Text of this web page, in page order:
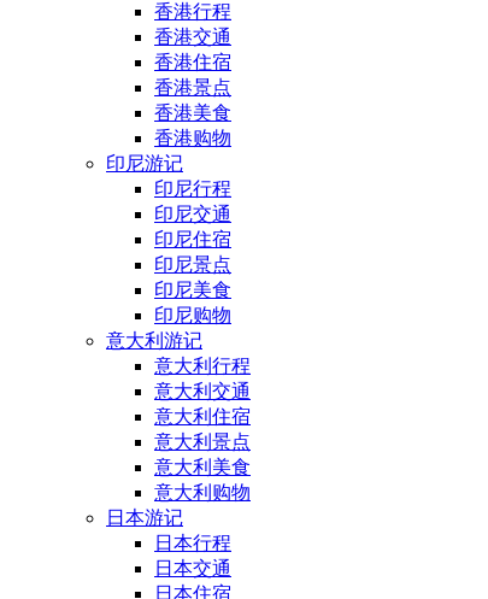
香港行程
香港交通
香港住宿
香港景点
香港美食
香港购物
印尼游记
印尼行程
印尼交通
印尼住宿
印尼景点
印尼美食
印尼购物
意大利游记
意大利行程
意大利交通
意大利住宿
意大利景点
意大利美食
意大利购物
日本游记
日本行程
日本交通
日本住宿